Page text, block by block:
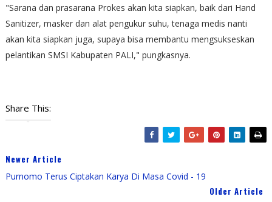
"Sarana dan prasarana Prokes akan kita siapkan, baik dari Hand
Sanitizer, masker dan alat pengukur suhu, tenaga medis nanti
akan kita siapkan juga, supaya bisa membantu mengsukseskan
pelantikan SMSI Kabupaten PALI," pungkasnya.
Share This:
Newer Article
Purnomo Terus Ciptakan Karya Di Masa Covid - 19
Older Article